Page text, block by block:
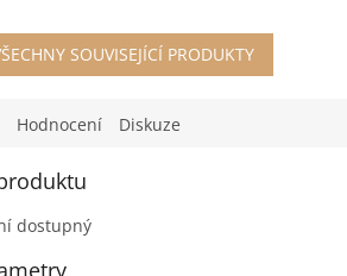
SOUVISEJÍCÍ PRODUKTY
Hodnocení Diskuze
dostupný